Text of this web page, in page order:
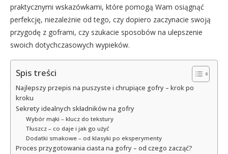
praktycznymi wskazówkami, które pomogą Wam osiągnąć
perfekcję, niezależnie od tego, czy dopiero zaczynacie swoją
przygodę z goframi, czy szukacie sposobów na ulepszenie
swoich dotychczasowych wypieków.
Spis treści
Najlepszy przepis na puszyste i chrupiące gofry – krok po
kroku
Sekrety idealnych składników na gofry
Wybór mąki – klucz do tekstury
Tłuszcz – co daje i jak go użyć
Dodatki smakowe – od klasyki po eksperymenty
Proces przygotowania ciasta na gofry – od czego zacząć?